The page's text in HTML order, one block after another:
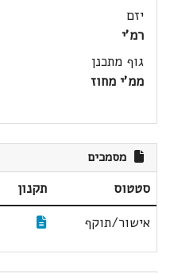
יזם
רמ'י
גוף מתכנן
ממ'י מחוז
מסמכים
סטטוס תקנון
אישור/תוקף